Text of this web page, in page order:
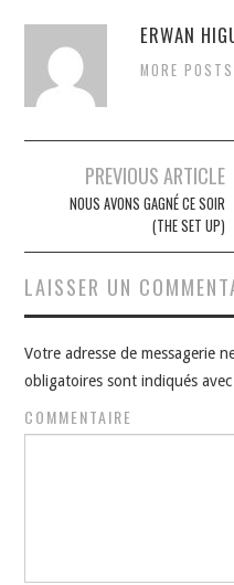
ERWAN
MORE POSTS
Navigation
PREVIOUS ARTICLE
NOUS AVONS GAGNÉ CE SOIR
(THE SET UP)
LAISSER UN
Votre adresse de messagerie
obligatoires sont indiqués
COMMENTAIRE